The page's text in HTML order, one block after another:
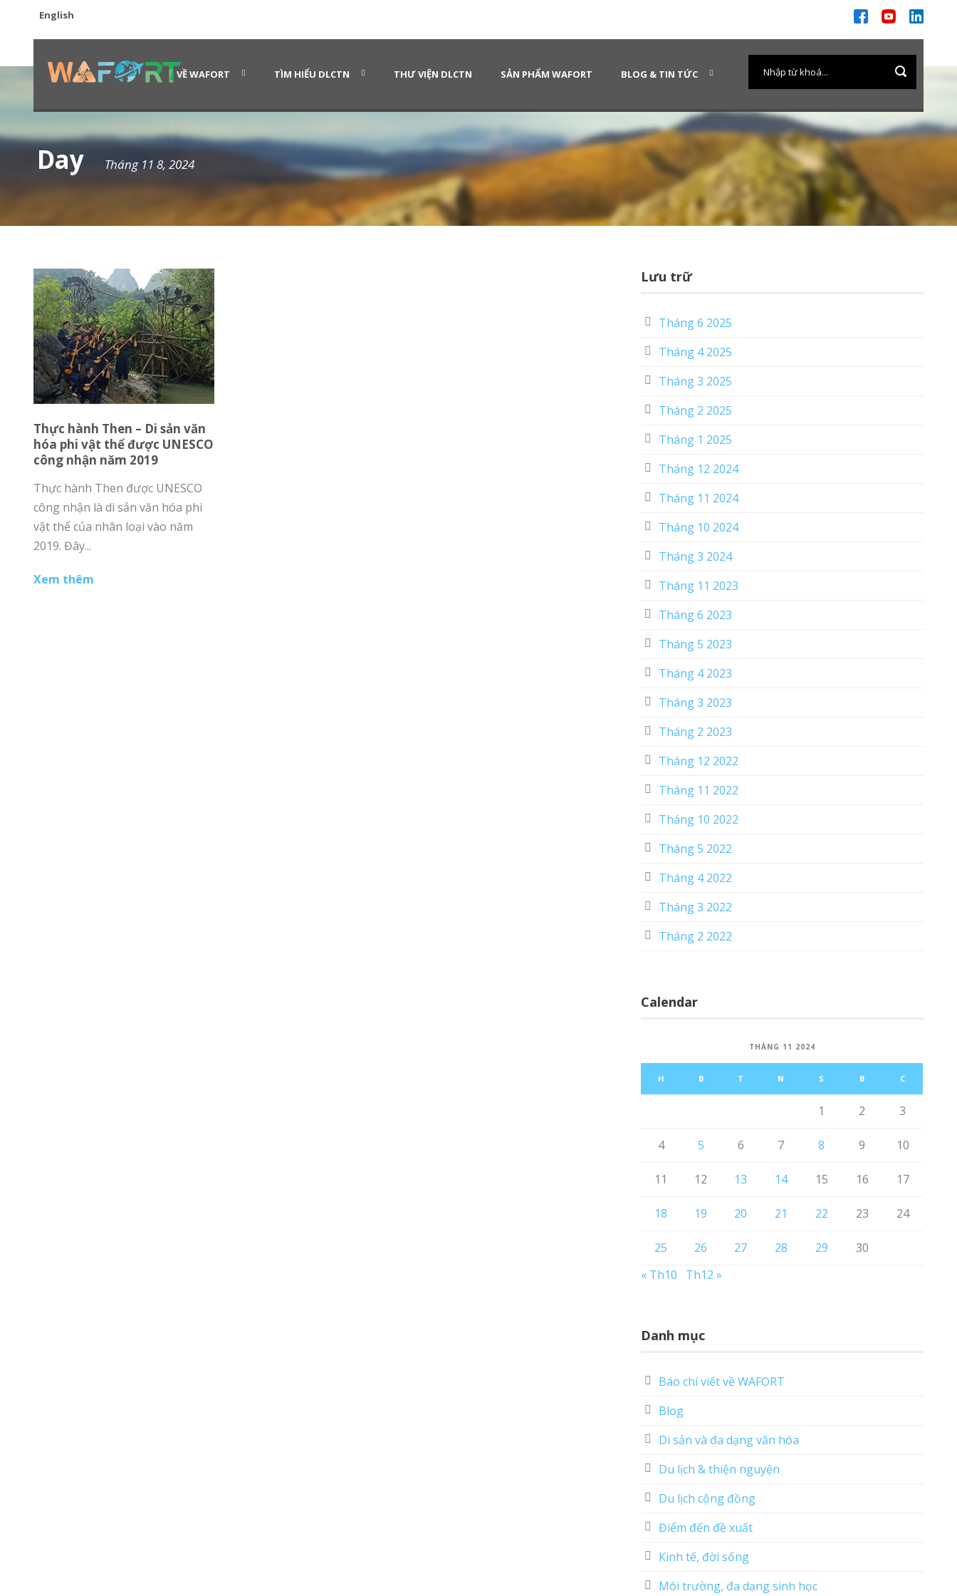
English
VỀ WAFORT TÌM HIỂU DLCTN THƯ VIỆN DLCTN SẢN PHẨM WAFORT BLOG & TIN TỨC
Day Tháng 11 8, 2024
Thực hành Then – Di sản văn
hóa phi vật thể được UNESCO
công nhận năm 2019
Thực hành Then được UNESCO
công nhận là di sản văn hóa phi
vật thể của nhân loại vào năm
2019. Đây...
Xem thêm
Lưu trữ
Tháng 6 2025
Tháng 4 2025
Tháng 3 2025
Tháng 2 2025
Tháng 1 2025
Tháng 12 2024
Tháng 11 2024
Tháng 10 2024
Tháng 3 2024
Tháng 11 2023
Tháng 6 2023
Tháng 5 2023
Tháng 4 2023
Tháng 3 2023
Tháng 2 2023
Tháng 12 2022
Tháng 11 2022
Tháng 10 2022
Tháng 5 2022
Tháng 4 2022
Tháng 3 2022
Tháng 2 2022
Calendar
THÁNG 11 2024
H B T N S B C
1 2 3
4 5 6 7 8 9 10
11 12 13 14 15 16 17
18 19 20 21 22 23 24
25 26 27 28 29
30
« Th10
Th12 »
Danh mục
Báo chí viết về WAFORT
Blog
Di sản và đa dạng văn hóa
Du lịch & thiện nguyện
Du lịch cộng đồng
Điểm đến đề xuất
Kinh tế, đời sống
Môi trường, đa dạng sinh học